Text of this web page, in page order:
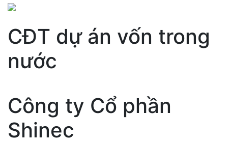
CĐT dự án vốn trong
nước
Công ty Cổ phần
Shinec